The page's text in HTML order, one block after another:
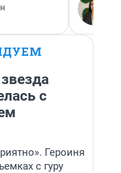
с
Героиня
с гуру